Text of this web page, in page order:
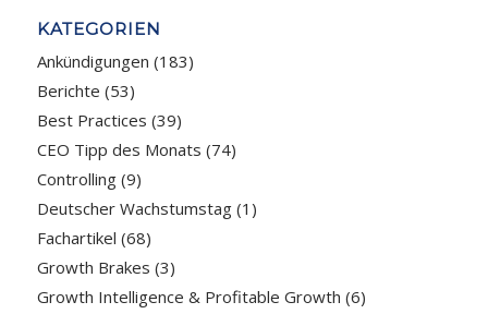
KATEGORIEN
Ankündigungen (183)
Berichte (53)
Best Practices (39)
CEO Tipp des Monats (74)
Controlling(9)
Deutscher Wachstumstag(1)
Fachartikel (68)
Growth Brakes (3)
Growth Intelligence & Profitable Growth (6)